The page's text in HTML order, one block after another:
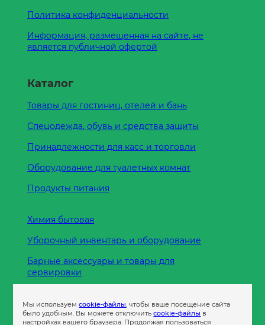
Политика конфиденциальности
Информация, размещенная на сайте, не
является публичной офертой
Каталог
Товары для гостиниц, отелей и бань
Спецодежда, обувь и средства защиты
Принадлежности для касс и торговли
Оборудование для туалетных комнат
Продукты питания
Химия бытовая
Уборочный инвентарь и оборудование
Барные аксессуары и товары для
сервировки
Пленка
Мы используемcookie-файлы, чтобы ваше посещение сайта
было удобным. Вы можете отключитьcookie-файлы в
настройках вашего браузера. Продолжая пользоваться